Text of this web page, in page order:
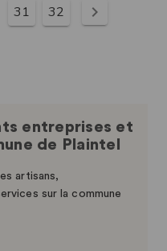
entreprises et
de Plaintel
artisans,
sur la commune